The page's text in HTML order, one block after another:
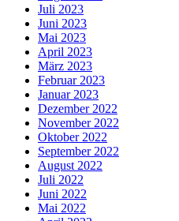
Juli 2023
Juni 2023
Mai 2023
April 2023
März 2023
Februar 2023
Januar 2023
Dezember 2022
November 2022
Oktober 2022
September 2022
August 2022
Juli 2022
Juni 2022
Mai 2022